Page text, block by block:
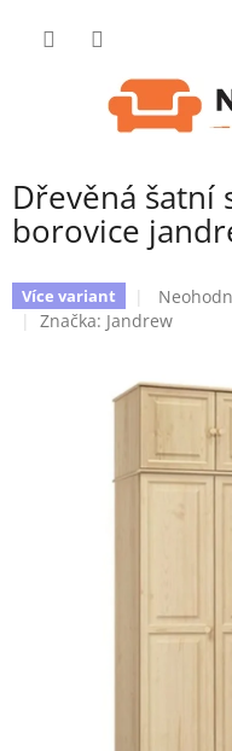
Dřevěná šatní
borovice
Více variant
hodnocení
0,0
z
Značka: Jandrew